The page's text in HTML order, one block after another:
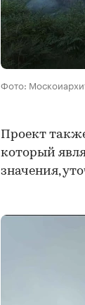
Фото:
Проект
который
значения,